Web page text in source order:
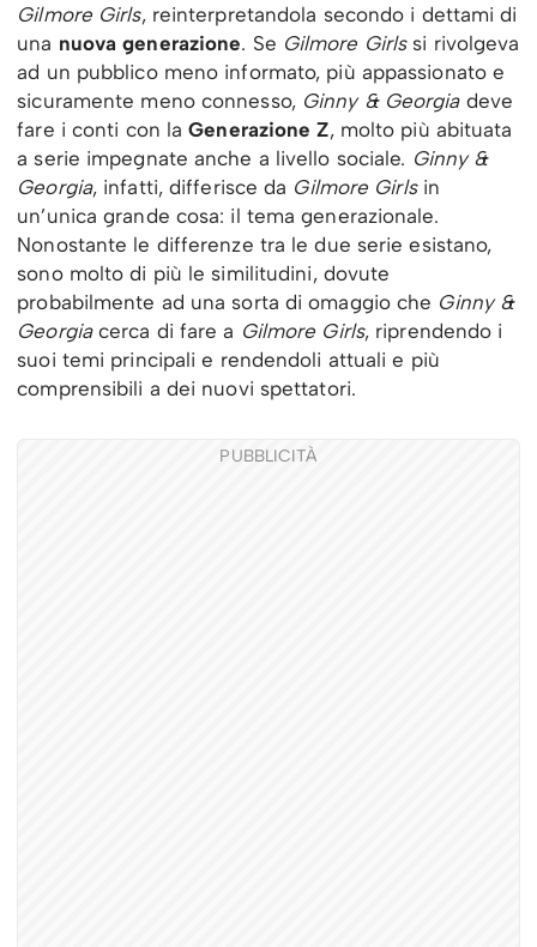
Gilmore Girls, reinterpretandola secondo i dettami di
una nuova generazione. Se Gilmore Girlssi rivolgeva
ad un pubblico meno informato, più appassionato e
sicuramente meno connesso, Ginny & Georgia deve
fare i conti con laGenerazione Z, molto più abituata
a serie impegnate anche a livello sociale. Ginny &
Georgia, infatti, differisce da Gilmore Girlsin
un’unica grande cosa: il tema generazionale.
Nonostante le differenze tra le due serie esistano,
sono molto di più le similitudini, dovute
probabilmente ad una sorta di omaggio che Ginny &
Georgiacerca di fare a Gilmore Girls, riprendendo i
suoi temi principali e rendendoli attuali e più
comprensibili a dei nuovi spettatori.
PUBBLICITÀ